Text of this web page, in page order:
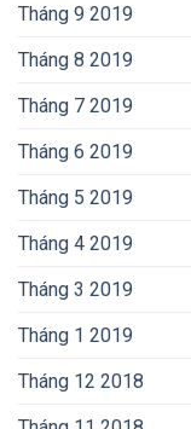
Tháng 9 2019
Tháng 8 2019
Tháng 7 2019
Tháng 6 2019
Tháng 5 2019
Tháng 4 2019
Tháng 3 2019
Tháng 1 2019
Tháng 12 2018